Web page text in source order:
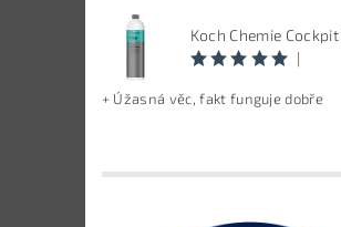
|
+ Úžasná věc, fakt funguje dobře